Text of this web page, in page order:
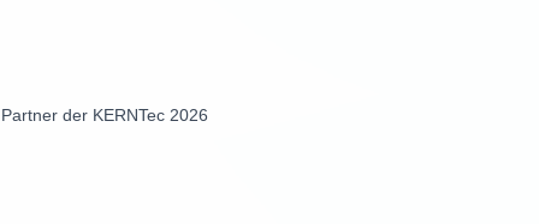
der KERNTec 2026